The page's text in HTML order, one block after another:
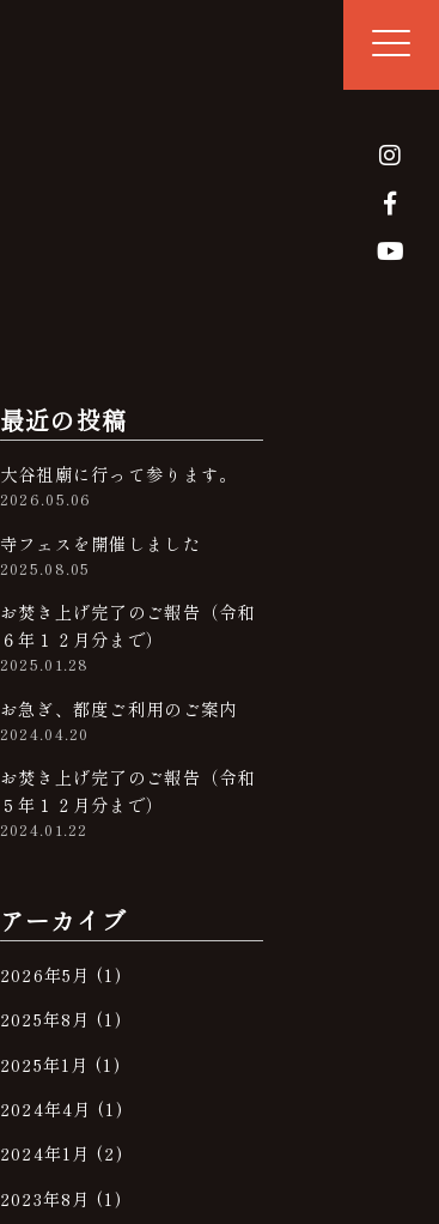
最近の投稿
大谷祖廟に行って参ります。
2026.05.06
寺フェスを開催しました
2025.08.05
お焚き上げ完了のご報告（令和
６年１２月分まで）
2025.01.28
お急ぎ、都度ご利用のご案内
2024.04.20
お焚き上げ完了のご報告（令和
５年１２月分まで）
2024.01.22
アーカイブ
2026年5月 (1)
2025年8月 (1)
2025年1月 (1)
2024年4月 (1)
2024年1月 (2)
2023年8月 (1)